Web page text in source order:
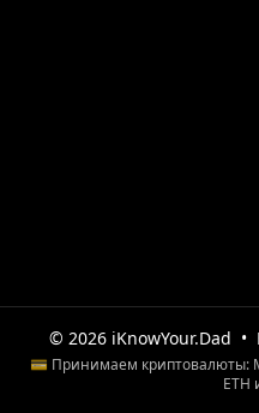
© 2026 iKnowYour.Dad •
💳 Принимаем криптовалюты:
ETH